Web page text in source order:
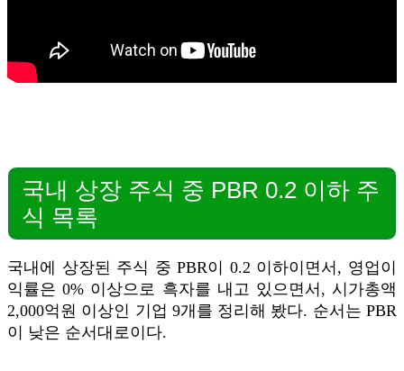
국내 상장 주식 중 PBR 0.2 이하 주
식 목록
국내에 상장된 주식 중 PBR이 0.2 이하이면서, 영업이
익률은 0% 이상으로 흑자를 내고 있으면서, 시가총액
2,000억원 이상인 기업 9개를 정리해 봤다. 순서는 PBR
이 낮은 순서대로이다.